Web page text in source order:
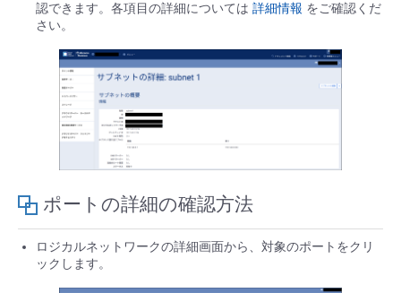
認できます。各項目の詳細については 詳細情報 をご確認くだ
さい。
ポートの詳細の確認方法
ロジカルネットワークの詳細画面から、対象のポートをクリ
ックします。